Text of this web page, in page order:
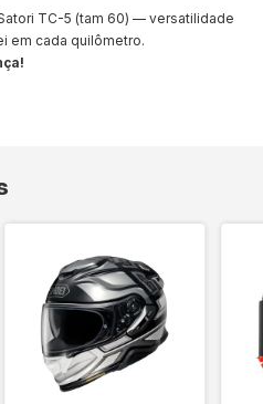
TC-5 (tam 60) — versatilidade
em cada quilômetro.